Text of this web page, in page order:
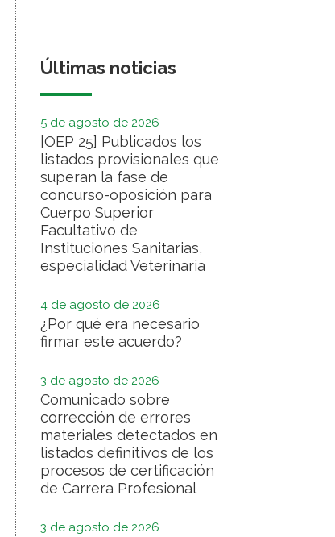
Últimas noticias
5 de agosto de 2026
[OEP 25] Publicados los
listados provisionales que
superan la fase de
concurso-oposición para
Cuerpo Superior
Facultativo de
Instituciones Sanitarias,
especialidad Veterinaria
4 de agosto de 2026
¿Por qué era necesario
firmar este acuerdo?
3 de agosto de 2026
Comunicado sobre
corrección de errores
materiales detectados en
listados definitivos de los
procesos de certificación
de Carrera Profesional
3 de agosto de 2026